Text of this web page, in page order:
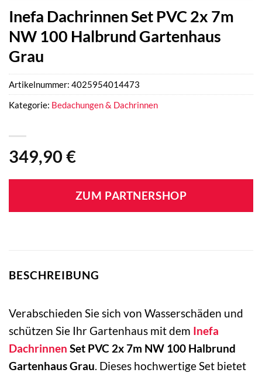
Inefa Dachrinnen Set PVC 2x 7m
NW 100 Halbrund Gartenhaus
Grau
349,90 €
ZUM PARTNERSHOP
Artikelnummer: 4025954014473
Kategorie: Bedachungen & Dachrinnen
BESCHREIBUNG
Verabschieden Sie sich von Wasserschäden und
schützen Sie Ihr Gartenhaus mit dem Inefa
Dachrinnen Set PVC 2x 7m NW 100 Halbrund
Gartenhaus Grau . Dieses hochwertige Set bietet